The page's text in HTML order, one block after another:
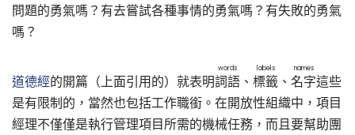
問題的勇氣嗎？有去嘗試各種事情的勇氣嗎？有失敗的勇氣
嗎？
道德經的開篇（上面引用的）就表明詞語
words
、 標籤
labels
、 名字
names
這些
是有限制的，當然也包括工作職銜。在開放性組織中，項目
經理不僅僅是執行管理項目所需的機械任務，而且要幫助團